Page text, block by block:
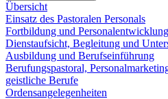
Übersicht
Einsatz des Pastoralen Personals
Fortbildung und Personalentwicklung
Dienstaufsicht, Begleitung und
Ausbildung und Berufseinführung
Berufungspastoral,
geistliche Berufe
Ordensangelegenheiten